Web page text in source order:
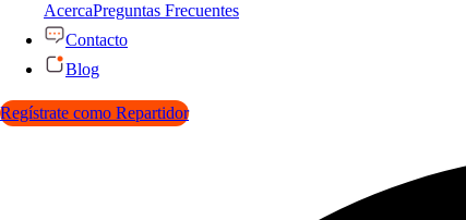
AcercaPreguntas Frecuentes
Contacto
Blog
Regístrate como Repartidor